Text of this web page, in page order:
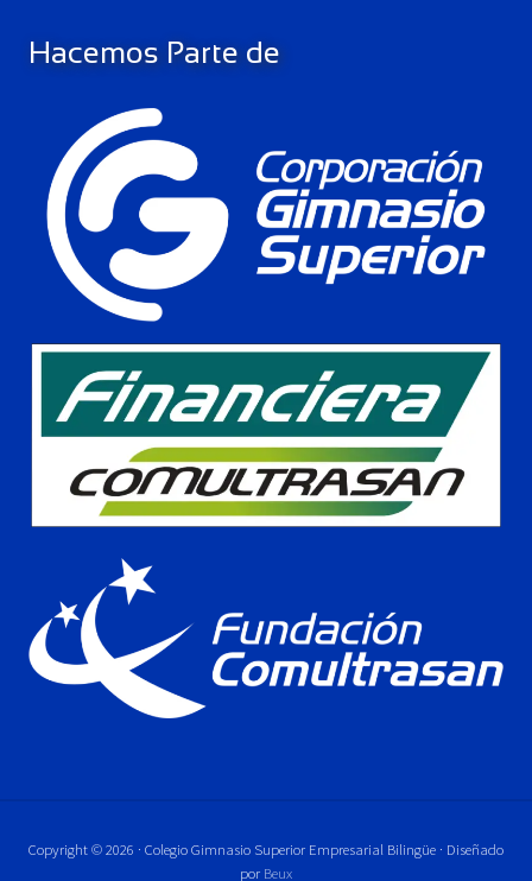
Hacemos Parte de
Copyright © 2026 · Colegio Gimnasio Superior Empresarial Bilingüe · Diseñado
por Beux